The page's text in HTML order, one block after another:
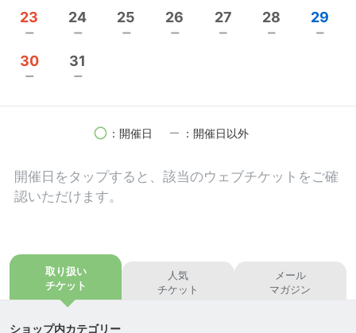
験出来ます。
モデルハウスへの道順はこちらです。
半蔵門線で青葉台駅下車
→バス65系統 若葉台団地行き乗車
が、乗り換えが少なく便利です。
ーーーーーー、
横浜駅経由なら
→相鉄線三ツ境駅下車
23
remove
24
remove
25
remove
26
remove
27
remove
28
remove
29
remove
30
remove
31
remove
circle ：開催日 remove ：開催日以外
開催日を タップすると、該当のウェブチケットをご確
認いただけます。
取り扱い
チケット
人気
チケット
メール
マガジン
ショップ内カテゴリー